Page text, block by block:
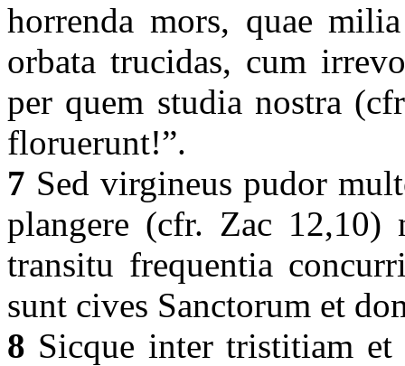
horrenda mors, quae
orbata trucidas, cum
per quem studia nostra
floruerunt!”.
7 Sed virgineus pudor
plangere (cfr. Zac
transitu frequentia
sunt cives Sanctorum et
8 Sicque inter tristitiam et